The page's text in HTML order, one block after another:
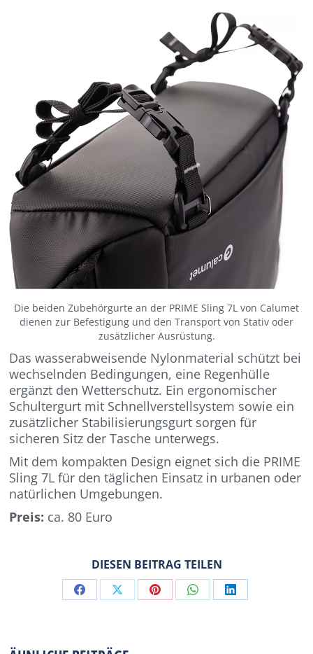
Die beiden Zubehörgurte an der PRIME Sling 7L von Calumet
dienen zur Befestigung und den Transport von Stativ oder
zusätzlicher Ausrüstung.
Das wasserabweisende Nylonmaterial schützt bei
wechselnden Bedingungen, eine Regenhülle
ergänzt den Wetterschutz. Ein ergonomischer
Schultergurt mit Schnellverstellsystem sowie ein
zusätzlicher Stabilisierungsgurt sorgen für
sicheren Sitz der Tasche unterwegs.
Mit dem kompakten Design eignet sich die PRIME
Sling 7L für den täglichen Einsatz in urbanen oder
natürlichen Umgebungen.
Preis: ca. 80 Euro
DIESEN BEITRAG TEILEN
Share Share Share Share Share